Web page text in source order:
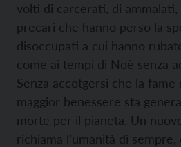
volti di carcerati, di
precari che hanno perso la
disoccupati a cui hanno
come ai tempi di Noè senza
Senza accotgersi che la fame
maggior benessere sta
morte per il pianeta. Un
richiama l’umanità di sempre,